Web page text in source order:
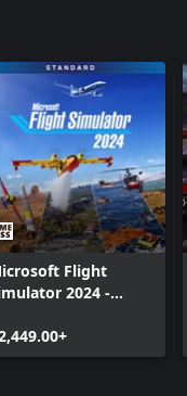
Espada
Huracán
911 SC
488
SVO
323 GT-R
R
M400
TRD
R
Flight
2024 -